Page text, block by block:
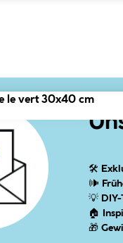
le vert 30x40 cm
🛠
🕪
💡
🏠
🎁